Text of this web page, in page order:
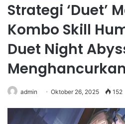
Strategi ‘Duet’
Kombo Skill
Duet Night
Menghancurkan
admin Oktober 26, 2025 152